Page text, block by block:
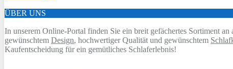
ÜBER UNS
In unserem Online-Portal finden Sie ein breit gefächertes Sortiment
gewünschtem Design, hochwertiger Qualität und gewünschtem
Kaufentscheidung für ein gemütliches Schlaferlebnis!